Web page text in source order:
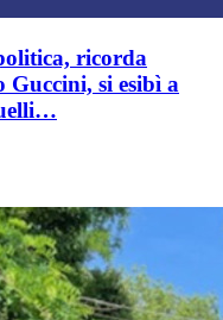
ricorda
Guccini, si esibì a